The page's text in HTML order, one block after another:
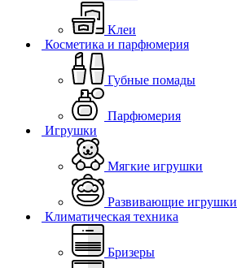
Клеи
Косметика и парфюмерия
Губные помады
Парфюмерия
Игрушки
Мягкие игрушки
Развивающие игрушки
Климатическая техника
Бризеры